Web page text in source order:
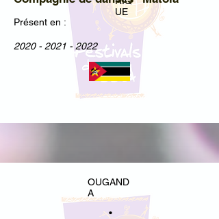
UE
Présent en :
2020 - 2021 - 2022
OUGAND
A
•